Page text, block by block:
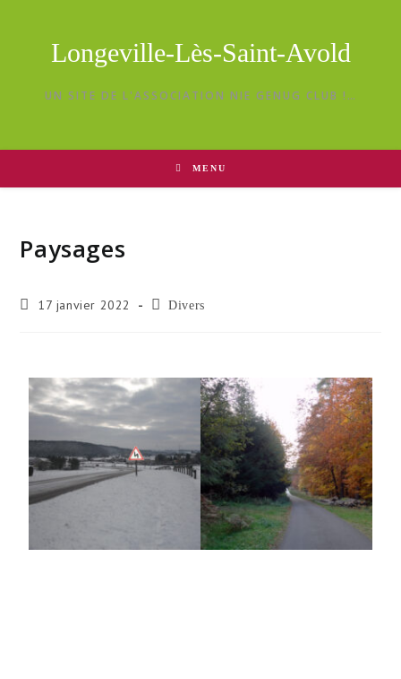
Longeville-Lès-Saint-Avold
UN SITE DE L'ASSOCIATION NIE GENUG CLUB !…
MENU
Paysages
17 janvier 2022 Divers